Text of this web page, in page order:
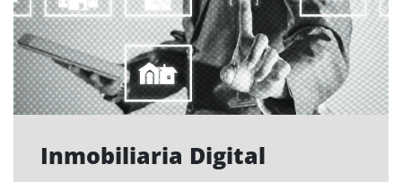
Inmobiliaria Digital